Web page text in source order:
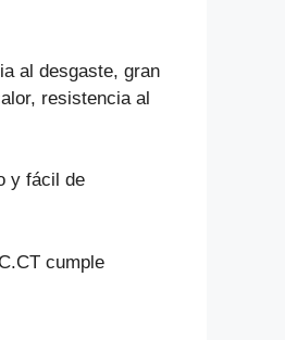
al desgaste, gran
resistencia al
y fácil de
cumple